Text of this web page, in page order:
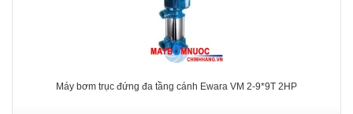
Máy bơm trục đứng đa tầng cánh Ewara VM 2-9*9T 2HP